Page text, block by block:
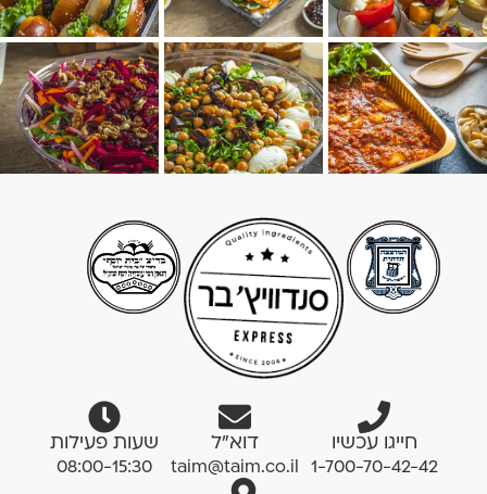
חייגו עכשיו
1-700-70-42-42
דוא”ל
taim@taim.co.il
שעות פעילות
08:00-15:30